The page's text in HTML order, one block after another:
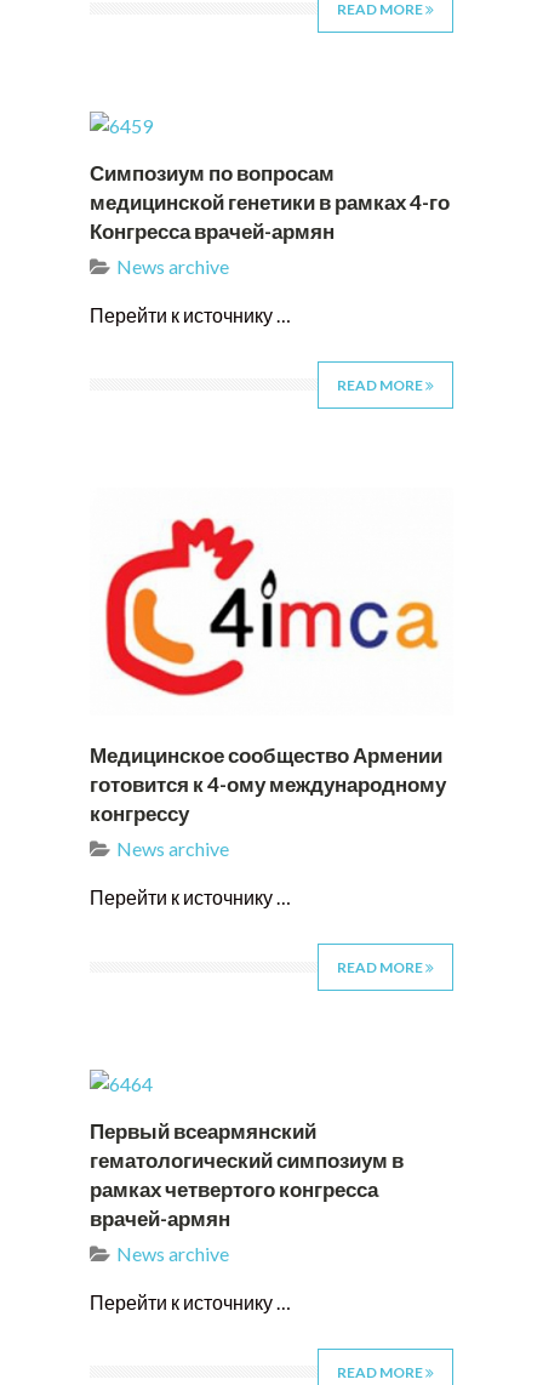
READ MORE
Симпозиум по вопросам
медицинской генетики в рамках 4-го
Конгресса врачей-армян
News archive
Перейти к источнику …
READ MORE
Медицинское сообщество Армении
готовится к 4-ому международному
конгрессу
News archive
Перейти к источнику …
READ MORE
Первый всеармянский
гематологический симпозиум в
рамках четвертого конгресса
врачей-армян
News archive
Перейти к источнику …
READ MORE